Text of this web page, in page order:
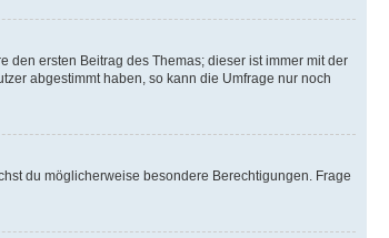
den ersten Beitrag des Themas; dieser ist immer mit der
abgestimmt haben, so kann die Umfrage nur noch
du möglicherweise besondere Berechtigungen. Frage